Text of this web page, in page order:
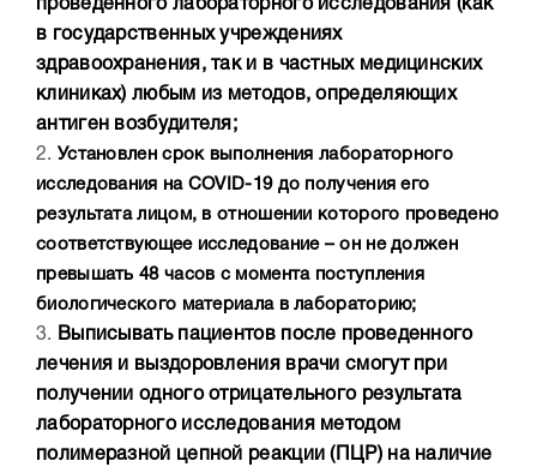
проведенного лабораторного исследования (как
в государственных учреждениях
здравоохранения, так и в частных медицинских
клиниках) любым из методов, определяющих
антиген возбудителя;
2. Установлен срок выполнения лабораторного
исследования на COVID-19 до получения его
результата лицом, в отношении которого проведено
соответствующее исследование – он не должен
превышать 48 часов с момента поступления
биологического материала в лабораторию;
3.
Выписывать пациентов после проведенного
лечения и выздоровления врачи смогут при
получении одного отрицательного результата
лабораторного исследования методом
полимеразной цепной реакции (ПЦР) на наличие